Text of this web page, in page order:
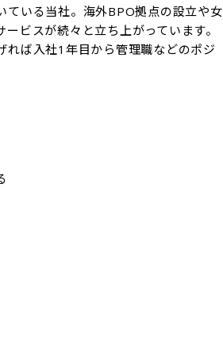
ている当社。海外BPO拠点の設立や女
ビスが続々と立ち上がっています。
れば入社1年目から管理職などのポジ